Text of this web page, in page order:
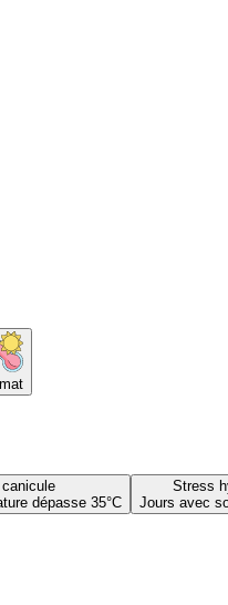
dépasse 35°C
Stress
Jours avec